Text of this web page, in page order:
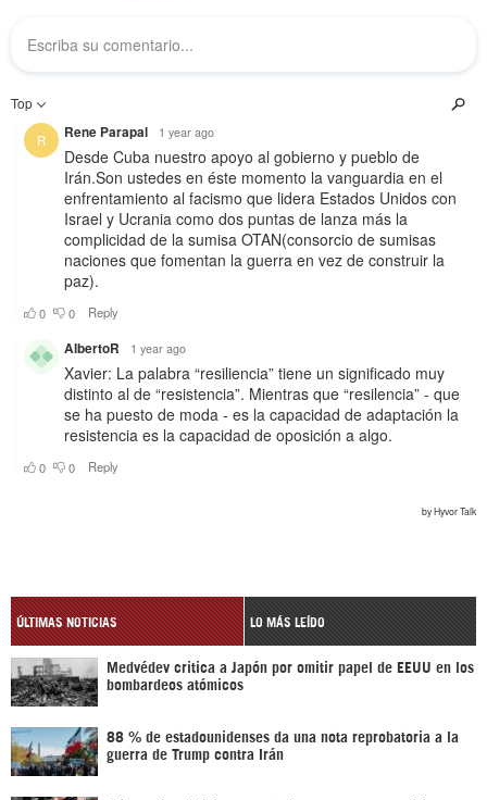
ÚLTIMAS NOTICIAS LO MÁS LEÍDO
Medvédev critica a Japón por omitir papel de EEUU en los
bombardeos atómicos
88 % de estadounidenses da una nota reprobatoria a la
guerra de Trump contra Irán